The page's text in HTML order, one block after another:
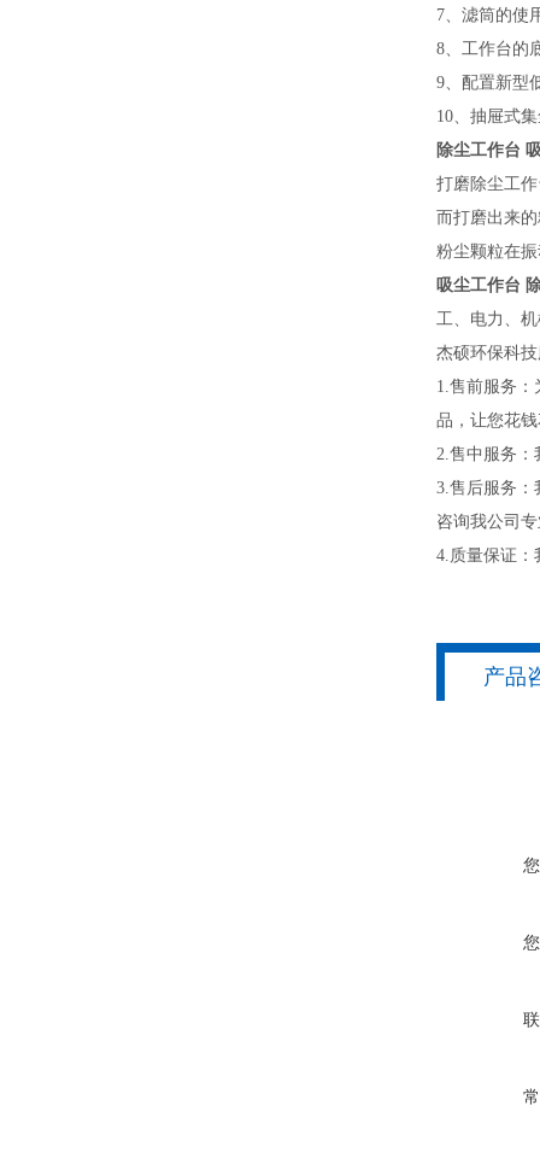
7、滤筒的使
8、工作台的
9、配置新型
10、抽屉式
除尘工作台
打磨除尘工
而打磨出来
粉尘颗粒在
吸尘工作台
工、电力、
杰硕环保科
1.售前服务
品，让您花
2.售中服务：
3.售后服务：
咨询我公司
4.质量保证：
产品